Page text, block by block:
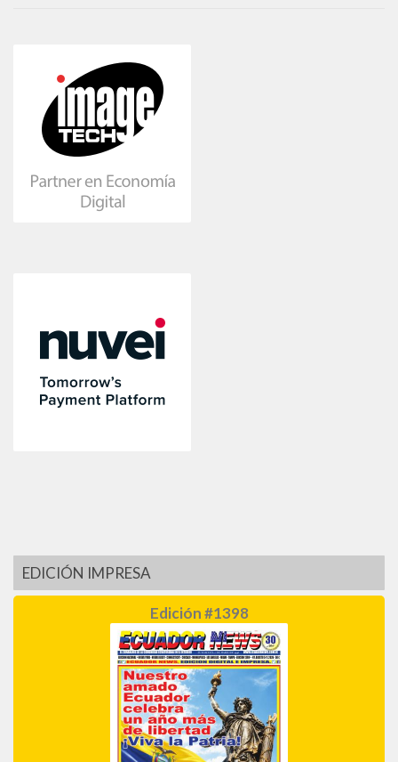
EDICIÓN IMPRESA
Edición #1398